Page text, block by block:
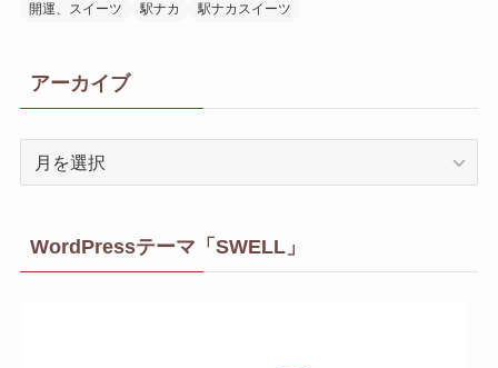
開運、スイーツ
駅ナカ 駅ナカスイーツ
アーカイブ
WordPressテーマ「SWELL」